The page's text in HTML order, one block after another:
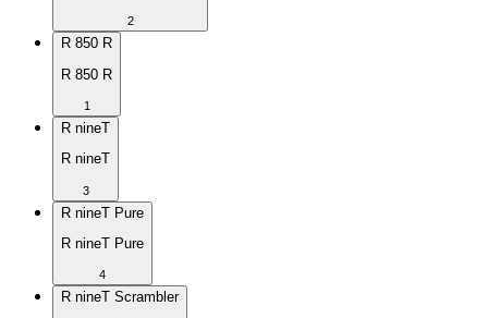
2
R 850 R
R 850 R
1
R nineT
R nineT
3
R nineT Pure
R nineT Pure
4
R nineT Scrambler